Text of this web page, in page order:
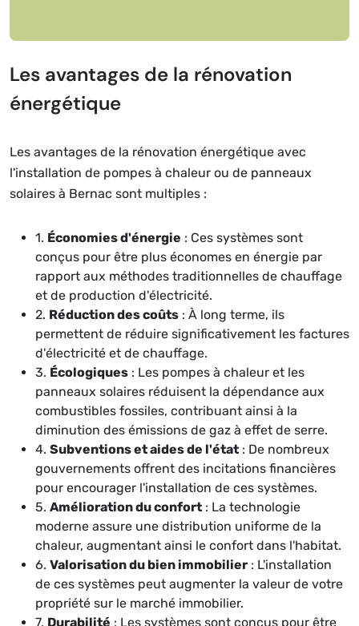
Les avantages de la rénovation
énergétique
Les avantages de la rénovation énergétique avec
l'installation de pompes à chaleur ou de panneaux
solaires à Bernac sont multiples :
1. Économies d'énergie : Ces systèmes sont
conçus pour être plus économes en énergie par
rapport aux méthodes traditionnelles de chauffage
et de production d'électricité.
2. Réduction des coûts : À long terme, ils
permettent de réduire significativement les factures
d'électricité et de chauffage.
3. Écologiques : Les pompes à chaleur et les
panneaux solaires réduisent la dépendance aux
combustibles fossiles, contribuant ainsi à la
diminution des émissions de gaz à effet de serre.
4. Subventions et aides de l'état : De nombreux
gouvernements offrent des incitations financières
pour encourager l'installation de ces systèmes.
5. Amélioration du confort : La technologie
moderne assure une distribution uniforme de la
chaleur, augmentant ainsi le confort dans l'habitat.
6. Valorisation du bien immobilier : L'installation
de ces systèmes peut augmenter la valeur de votre
propriété sur le marché immobilier.
7. Durabilité : Les systèmes sont conçus pour être